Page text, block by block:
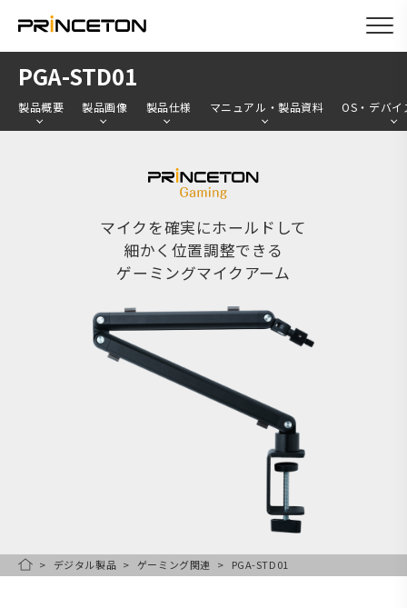
PGA-STD01
製品概要 製品画像 製品仕様 マニュアル・製品資料 OS・デバイ
マイクを確実にホールドして
細かく位置調整できる
ゲーミングマイクアーム
HOMEデジタル製品 ゲーミング関連 PGA-STD01